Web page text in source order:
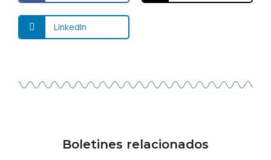
LinkedIn
Boletines relacionados